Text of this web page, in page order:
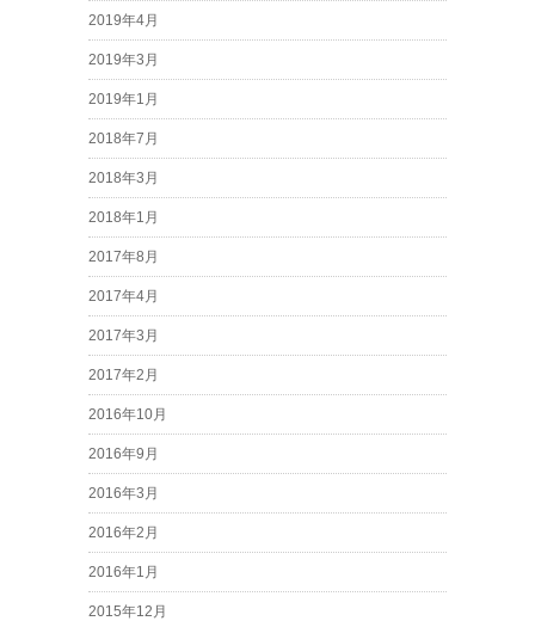
2019年4月
2019年3月
2019年1月
2018年7月
2018年3月
2018年1月
2017年8月
2017年4月
2017年3月
2017年2月
2016年10月
2016年9月
2016年3月
2016年2月
2016年1月
2015年12月